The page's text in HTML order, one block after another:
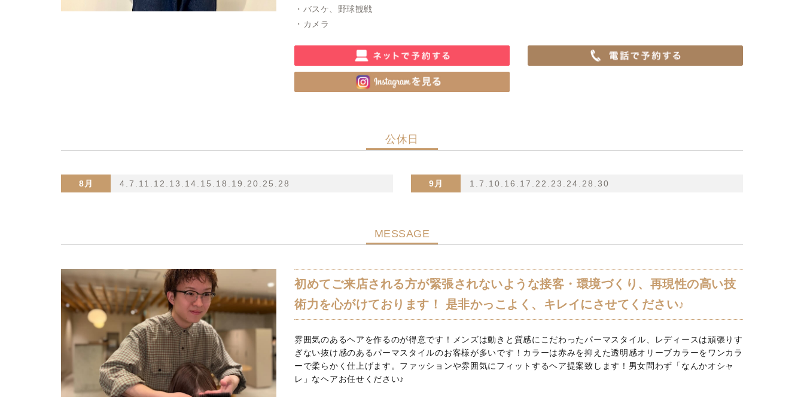
・バスケ、野球観戦
・カメラ
公休日
8月 4.7.11.12.13.14.15.18.19.20.25.28 9月 1.7.10.16.17.22.23.24.28.30
MESSAGE
初めてご来店される方が緊張されないような接客・環境づくり、再現性の高い技
術力を心がけております！ 是非かっこよく、キレイにさせてください♪
雰囲気のあるヘアを作るのが得意です！メンズは動きと質感にこだわったパーマスタイル、レディースは頑張りす
ぎない抜け感のあるパーマスタイルのお客様が多いです！カラーは赤みを抑えた透明感オリーブカラーをワンカラ
ーで柔らかく仕上げます。ファッションや雰囲気にフィットするヘア提案致します！男女問わず「なんかオシャ
レ」なヘアお任せください♪